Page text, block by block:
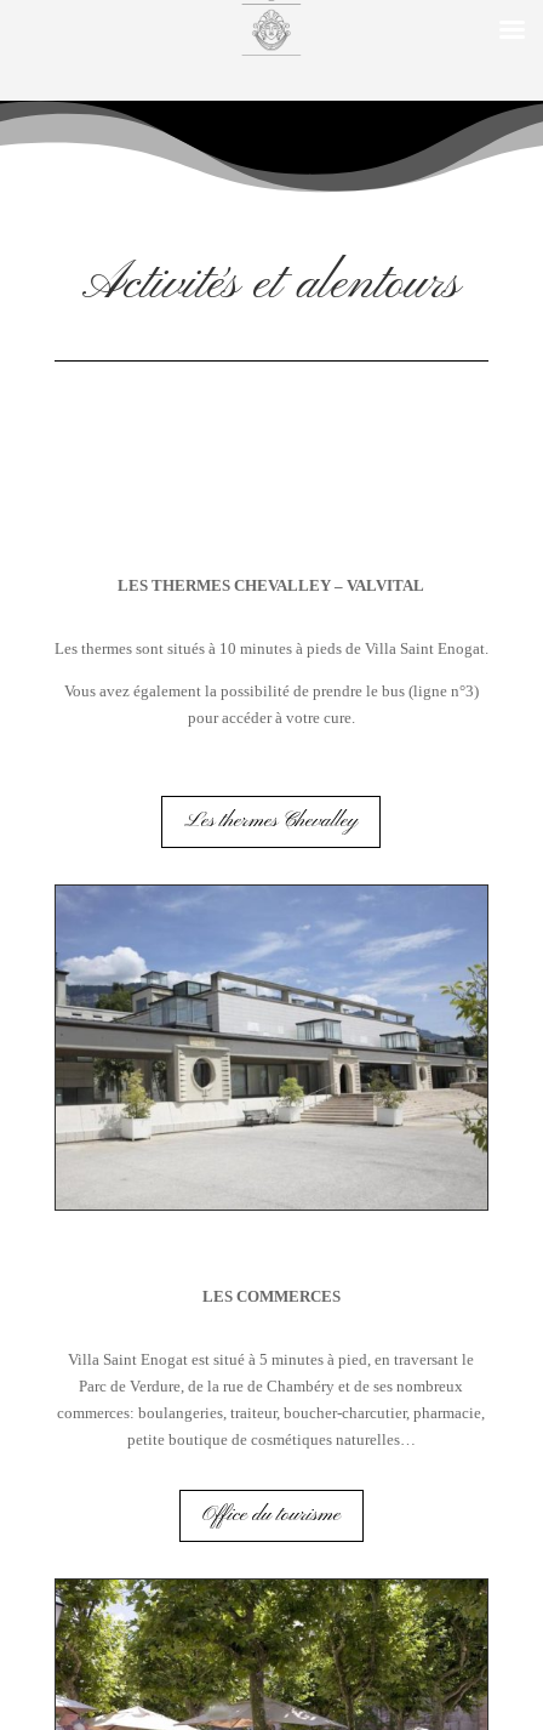
Activités et alentours
LES THERMES CHEVALLEY – VALVITAL
Les thermes sont situés à 10 minutes à pieds de Villa Saint Enogat.
Vous avez également la possibilité de prendre le bus (ligne n°3)
pour accéder à votre cure.
Les thermes Chevalley
LES COMMERCES
Villa Saint Enogat est situé à 5 minutes à pied, en traversant le
Parc de Verdure, de la rue de Chambéry et de ses nombreux
commerces: boulangeries, traiteur, boucher-charcutier, pharmacie,
petite boutique de cosmétiques naturelles…
Office du tourisme